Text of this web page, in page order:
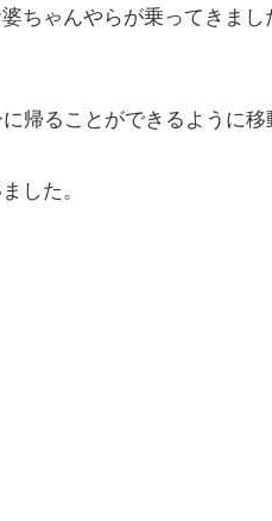
ちゃんやらが乗ってきまし
帰ることができるように移
した。